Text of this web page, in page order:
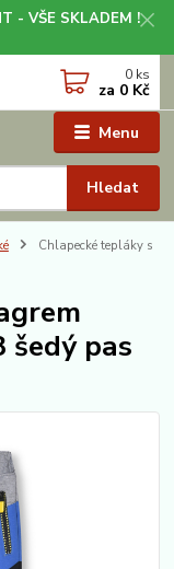
- VŠE SKLADEM !
Menu
Hledat
0 ks
za 0 Kč
Chlapecké tepláky s
šedý pas